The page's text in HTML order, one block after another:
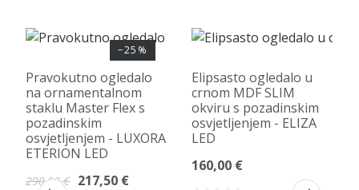
Pravokutno ogledalo
na ornamentalnom
staklu Master Flex s
pozadinskim
osvjetljenjem - LUXORA
ETERION LED
290,00 € 217,50 €
−25%
Elipsasto ogledalo u
crnom MDF SLIM
okviru s pozadinskim
osvjetljenjem - ELIZA
LED
160,00 €